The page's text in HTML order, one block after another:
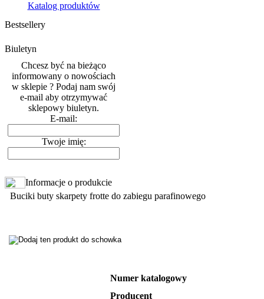
Katalog produktów
Bestsellery
Biuletyn
Chcesz być na bieżąco
informowany o nowościach
w sklepie ? Podaj nam swój
e-mail aby otrzymywać
sklepowy biuletyn.
E-mail:
Twoje imię:
Informacje o produkcie
Buciki buty skarpety frotte do zabiegu parafinowego
Numer katalogowy
Producent